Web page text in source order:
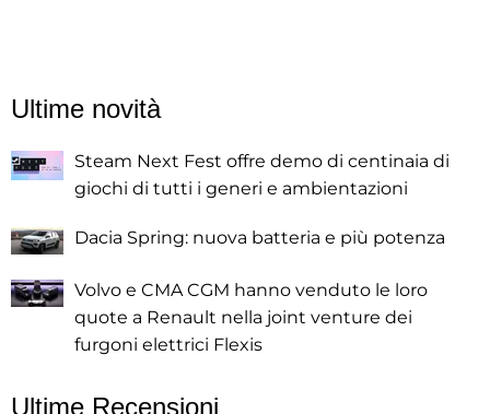
Ultime novità
Steam Next Fest offre demo di centinaia di
giochi di tutti i generi e ambientazioni
Dacia Spring: nuova batteria e più potenza
Volvo e CMA CGM hanno venduto le loro
quote a Renault nella joint venture dei
furgoni elettrici Flexis
Ultime Recensioni